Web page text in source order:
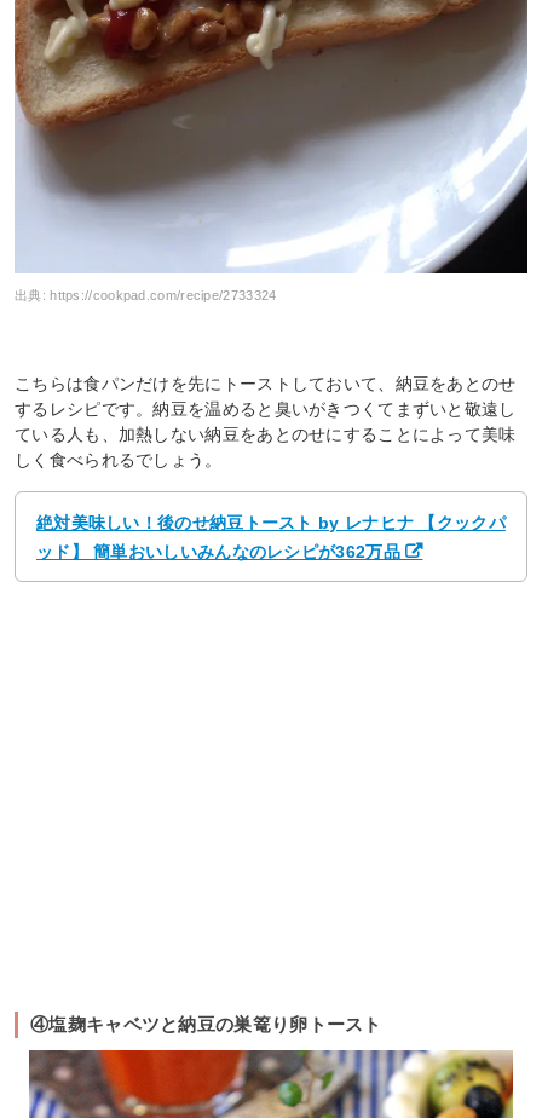
出典:https://cookpad.com/recipe/2733324
こちらは食パンだけを先にトーストしておいて、納豆をあとのせ
するレシピです。納豆を温めると臭いがきつくてまずいと敬遠し
ている人も、加熱しない納豆をあとのせにすることによって美味
しく食べられるでしょう。
絶対美味しい！後のせ納豆トースト by レナヒナ 【クックパ
ッド】 簡単おいしいみんなのレシピが362万品
④塩麹キャベツと納豆の巣篭り卵トースト